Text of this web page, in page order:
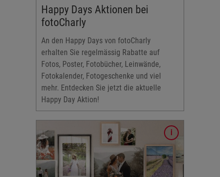
Happy Days Aktionen bei
fotoCharly
An den Happy Days von fotoCharly
erhalten Sie regelmässig Rabatte auf
Fotos, Poster, Fotobücher, Leinwände,
Fotokalender, Fotogeschenke und viel
mehr. Entdecken Sie jetzt die aktuelle
Happy Day Aktion!